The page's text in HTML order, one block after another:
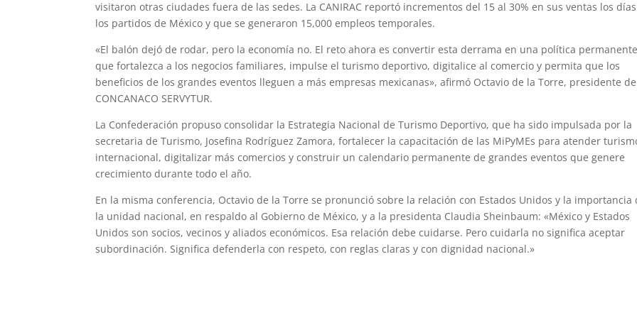
visitaron otras ciudades fuera de las sedes. La CANIRAC reportó incrementos del 15 al 30% en sus ventas los
los partidos de México y que se generaron 15,000 empleos temporales.
«El balón dejó de rodar, pero la economía no. El reto ahora es convertir esta derrama en una política permanente
que fortalezca a los negocios familiares, impulse el turismo deportivo, digitalice al comercio y permita que los
beneficios de los grandes eventos lleguen a más empresas mexicanas», afirmó Octavio de la Torre, presidente de
CONCANACO SERVYTUR.
La Confederación propuso consolidar la Estrategia Nacional de Turismo Deportivo, que ha sido impulsada por la
secretaria de Turismo, Josefina Rodríguez Zamora, fortalecer la capacitación de las MiPyMEs para atender
internacional, digitalizar más comercios y construir un calendario permanente de grandes eventos que genere
crecimiento durante todo el año.
En la misma conferencia, Octavio de la Torre se pronunció sobre la relación con Estados Unidos y la importancia
la unidad nacional, en respaldo al Gobierno de México, y a la presidenta Claudia Sheinbaum: «México y Estados
Unidos son socios, vecinos y aliados económicos. Esa relación debe cuidarse. Pero cuidarla no significa aceptar
subordinación. Significa defenderla con respeto, con reglas claras y con dignidad nacional.»